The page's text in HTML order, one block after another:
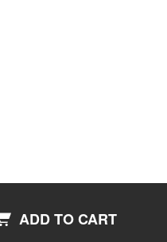
ADD TO CART